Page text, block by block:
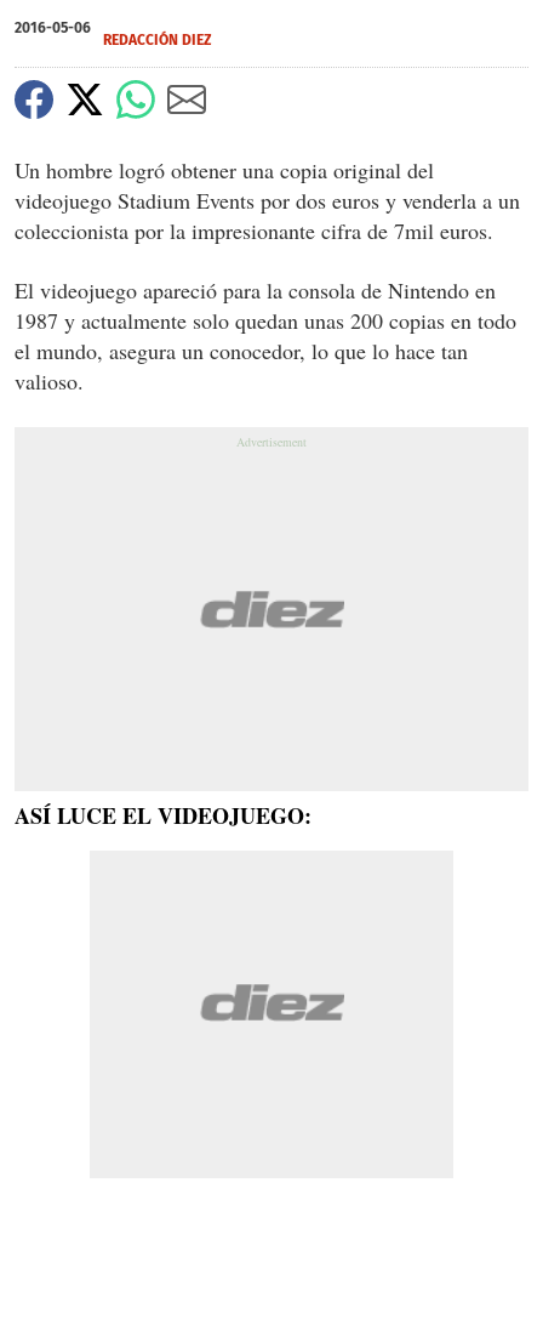
2016-05-06
REDACCIÓN DIEZ
Un hombre logró obtener una copia original del
videojuego Stadium Events por dos euros y venderla a un
coleccionista por la impresionante cifra de 7mil euros.
El videojuego apareció para la consola de Nintendo en
1987 y actualmente solo quedan unas 200 copias en todo
el mundo, asegura un conocedor, lo que lo hace tan
valioso.
ASÍ LUCE EL VIDEOJUEGO: